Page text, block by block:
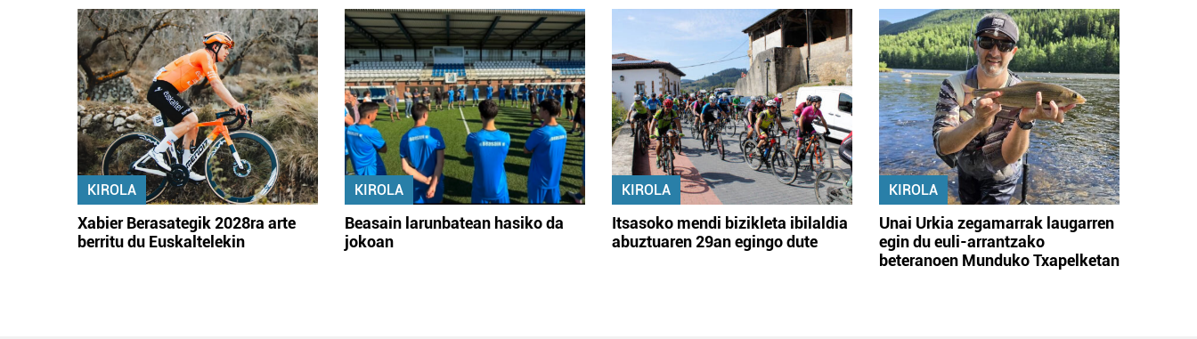
KIROLA
Xabier Berasategik 2028ra arte
berritu du Euskaltelekin
KIROLA
Beasain larunbatean hasiko da
jokoan
KIROLA
Itsasoko mendi bizikleta ibilaldia
abuztuaren 29an egingo dute
KIROLA
Unai Urkia zegamarrak laugarren
egin du euli-arrantzako
beteranoen Munduko Txapelketan